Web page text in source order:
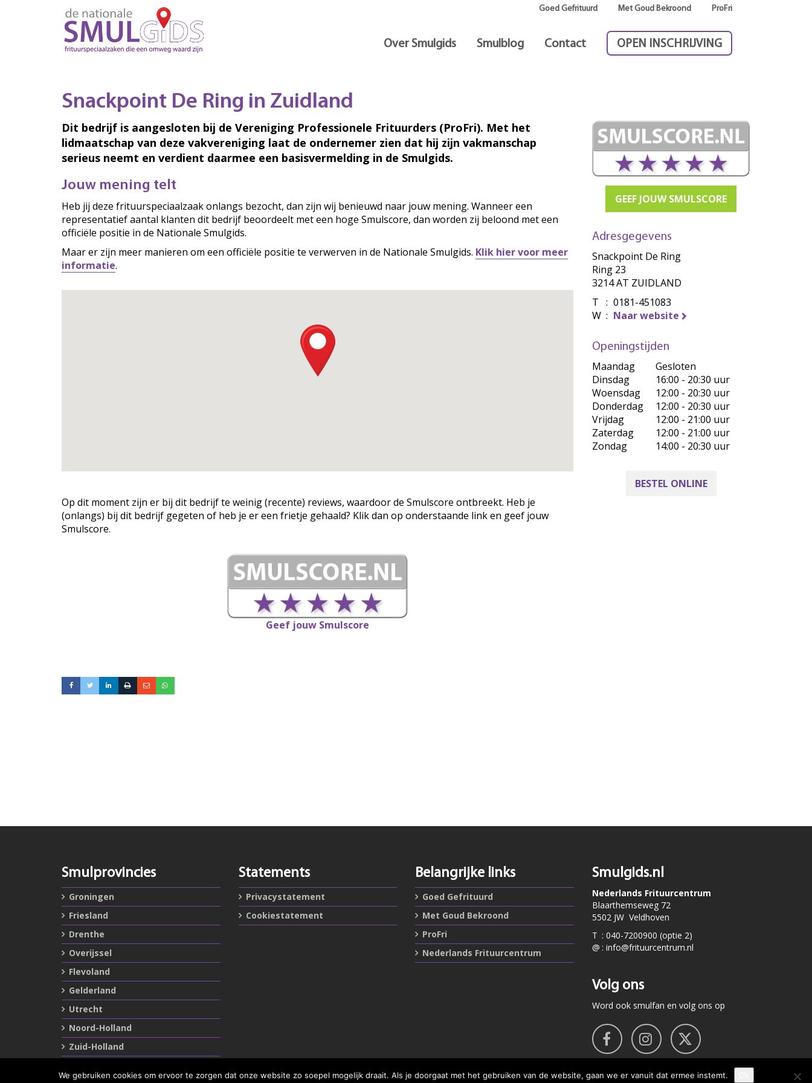
Goed Gefrituurd Met Goud Bekroond ProFri
Over Smulgids Smulblog Contact OPEN INSCHRIJVING
Snackpoint De Ring in Zuidland
Dit bedrijf is aangesloten bij de Vereniging Professionele Frituurders (ProFri). Met het
lidmaatschap van deze vakvereniging laat de ondernemer zien dat hij zijn vakmanschap
serieus neemt en verdient daarmee een basisvermelding in de Smulgids.
Jouw mening telt
Heb jij deze frituurspeciaalzaak onlangs bezocht, dan zijn wij benieuwd naar jouw mening. Wanneer een
representatief aantal klanten dit bedrijf beoordeelt met een hoge Smulscore, dan worden zij beloond met een
officiële positie in de Nationale Smulgids.
Maar er zijn meer manieren om een officiële positie te verwerven in de Nationale Smulgids. Klik hier voor meer
informatie.
Op dit moment zijn er bij dit bedrijf te weinig (recente) reviews, waardoor de Smulscore ontbreekt. Heb je
(onlangs) bij dit bedrijf gegeten of heb je er een frietje gehaald? Klik dan op onderstaande link en geef jouw
Smulscore.
Geef jouw Smulscore
GEEF JOUW SMULSCORE
Adresgegevens
Snackpoint De Ring
Ring 23
3214 AT ZUIDLAND
T : 0181-451083
W : Naar website
Openingstijden
Maandag
Gesloten
Dinsdag
16:00 - 20:30 uur
Woensdag
12:00 - 20:30 uur
Donderdag
12:00 - 20:30 uur
Vrijdag
12:00 - 21:00 uur
Zaterdag
12:00 - 21:00 uur
Zondag
14:00 - 20:30 uur
BESTEL ONLINE
Smulprovincies
Groningen
Friesland
Drenthe
Overijssel
Flevoland
Gelderland
Utrecht
Noord-Holland
Zuid-Holland
Statements
Privacystatement
Cookiestatement
Belangrijke links
Goed Gefrituurd
Met Goud Bekroond
ProFri
Nederlands Frituurcentrum
Smulgids.nl
Nederlands Frituurcentrum
Blaarthemseweg 72
5502 JW Veldhoven
T : 040-7200900 (optie 2)
@ : info@frituurcentrum.nl
Volg ons
Word ook smulfan en volg ons op
We gebruiken cookies om ervoor te zorgen dat onze website zo soepel mogelijk draait. Als je doorgaat met het gebruiken van de website, gaan we er vanuit dat ermee instemt.